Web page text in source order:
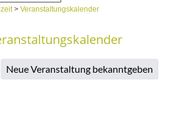
>Veranstaltungskalender